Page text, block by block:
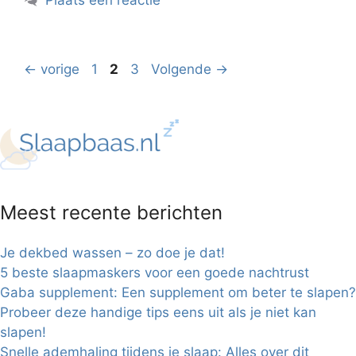
← vorige Pagina
1 Pagina
2 Pagina
3 Volgende →
Meest recente berichten
Je dekbed wassen – zo doe je dat!
5 beste slaapmaskers voor een goede nachtrust
Gaba supplement: Een supplement om beter te slapen?
Probeer deze handige tips eens uit als je niet kan
slapen!
Snelle ademhaling tijdens je slaap: Alles over dit